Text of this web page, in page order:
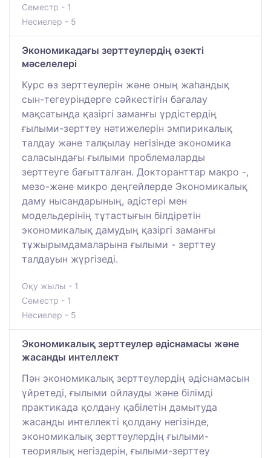
Семестр - 1
Несиелер - 5
Экономикадағы зерттеулердің өзекті
мәселелері
Курс өз зерттеулерін және оның жаһандық
сын-тегеуріндерге сәйкестігін бағалау
мақсатында қазіргі заманғы үрдістердің
ғылыми-зерттеу нәтижелерін эмпирикалық
талдау және талқылау негізінде экономика
саласындағы ғылыми проблемаларды
зерттеуге бағытталған. Докторанттар макро -,
мезо-және микро деңгейлерде Экономикалық
даму нысандарының, әдістері мен
модельдерінің тұтастығын білдіретін
экономикалық дамудың қазіргі заманғы
тұжырымдамаларына ғылыми - зерттеу
талдауын жүргізеді.
Оқу жылы - 1
Семестр - 1
Несиелер - 5
Экономикалық зерттеулер әдіснамасы және
жасанды интеллект
Пән экономикалық зерттеулердің әдіснамасын
үйретеді, ғылыми ойлауды және білімді
практикада қолдану қабілетін дамытуда
жасанды интеллекті қолдану негізінде,
экономикалық зерттеулердің ғылыми-
теориялық негіздерін, ғылыми-зерттеу